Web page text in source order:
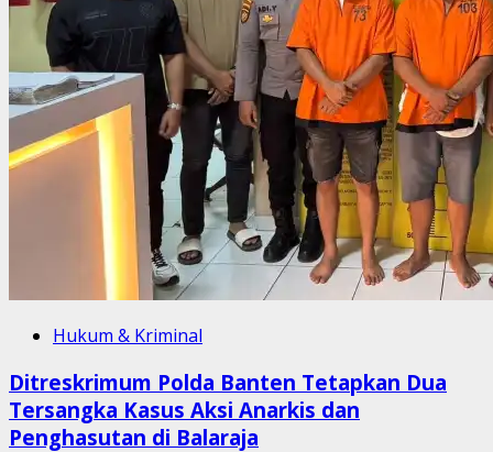
Hukum & Kriminal
Ditreskrimum Polda Banten Tetapkan Dua
Tersangka Kasus Aksi Anarkis dan
Penghasutan di Balaraja